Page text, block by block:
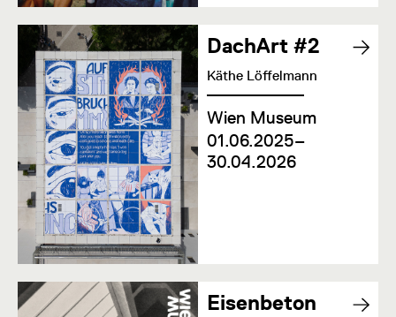
DachArt #2
Käthe Löffelmann
Wien Museum
01.06.2025–
30.04.2026
Eisenbeton